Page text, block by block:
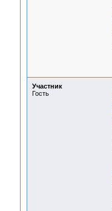
Участник
Гость